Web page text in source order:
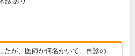
たが、医師が何名かいて、再診の